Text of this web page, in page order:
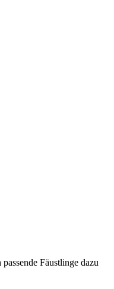
Fäustlinge dazu